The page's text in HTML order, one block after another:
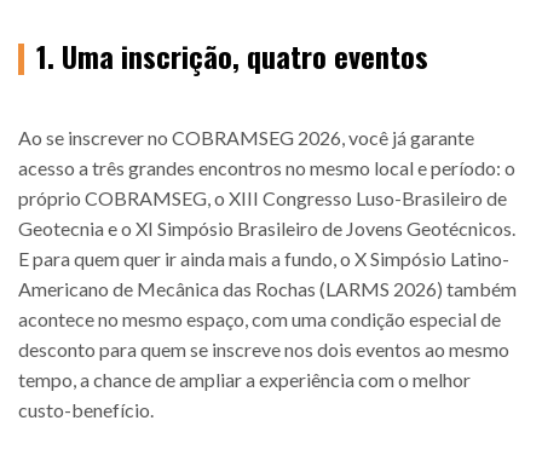
1. Uma inscrição, quatro eventos
Ao se inscrever no COBRAMSEG 2026, você já garante
acesso a três grandes encontros no mesmo local e período: o
próprio COBRAMSEG, o XIII Congresso Luso-Brasileiro de
Geotecnia e o XI Simpósio Brasileiro de Jovens Geotécnicos.
E para quem quer ir ainda mais a fundo, o X Simpósio Latino-
Americano de Mecânica das Rochas (LARMS 2026) também
acontece no mesmo espaço, com uma condição especial de
desconto para quem se inscreve nos dois eventos ao mesmo
tempo, a chance de ampliar a experiência com o melhor
custo-benefício.